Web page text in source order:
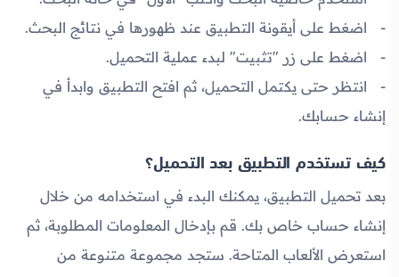
اضغط على أيقونة التطبيق عند ظهورها في نتائج البحث.
اضغط على زر "تثبيت" لبدء عملية التحميل.
انتظر حتى يكتمل التحميل، ثم افتح التطبيق وابدأ في
إنشاء حسابك.
كيف تستخدم التطبيق بعد التحميل؟
بعد تحميل التطبيق، يمكنك البدء في استخدامه من خلال
إنشاء حساب خاص بك. قم بإدخال المعلومات المطلوبة، ثم
استعرض الألعاب المتاحة. ستجد مجموعة متنوعة من